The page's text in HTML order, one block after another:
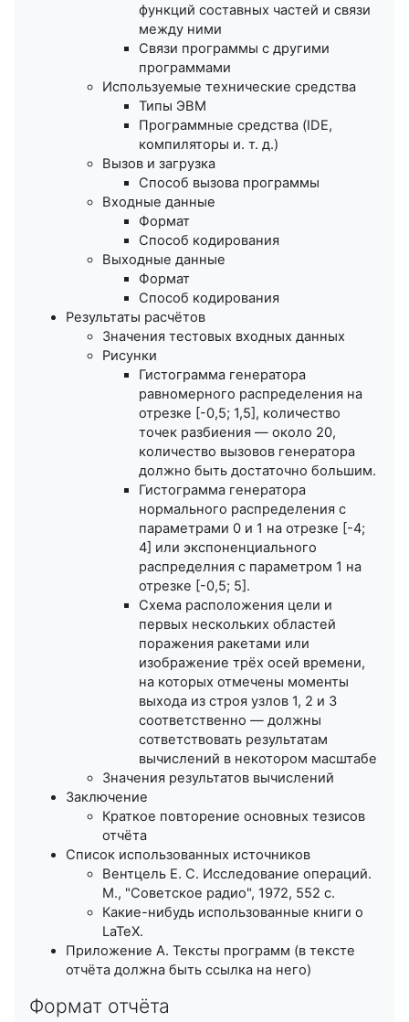
функций составных частей и связи
между ними
Связи программы с другими
программами
Используемые технические средства
Типы ЭВМ
Программные средства (IDE,
компиляторы и. т. д.)
Вызов и загрузка
Способ вызова программы
Входные данные
Формат
Способ кодирования
Выходные данные
Формат
Способ кодирования
Результаты расчётов
Значения тестовых входных данных
Рисунки
Гистограмма генератора
равномерного распределения на
отрезке [-0,5; 1,5], количество
точек разбиения — около 20,
количество вызовов генератора
должно быть достаточно большим.
Гистограмма генератора
нормального распределения с
параметрами 0 и 1 на отрезке [-4;
4] или экспоненциального
распределния с параметром 1 на
отрезке [-0,5; 5].
Схема расположения цели и
первых нескольких областей
поражения ракетами или
изображение трёх осей времени,
на которых отмечены моменты
выхода из строя узлов 1, 2 и 3
соответственно — должны
сответствовать результатам
вычислений в некотором масштабе
Значения результатов вычислений
Заключение
Краткое повторение основных тезисов
отчёта
Список использованных источников
Вентцель Е. С. Исследование операций.
М., "Советское радио", 1972, 552 с.
Какие-нибудь использованные книги о
LaTeX.
Приложение А. Тексты программ (в тексте
отчёта должна быть ссылка на него)
Формат отчёта